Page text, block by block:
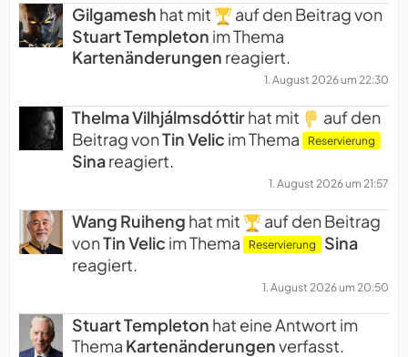
Gilgamesh hat mit
auf den Beitrag von
Stuart Templeton im Thema
Kartenänderungen reagiert.
1. August 2026 um 22:30
Thelma Vilhjálmsdóttirhat mit
auf den
Beitrag vonTin Velic im Thema Reservierung
Sinareagiert.
1. August 2026 um 21:57
Wang Ruiheng hat mit
auf den Beitrag
vonTin Velic im Thema Reservierung
Sina
reagiert.
1. August 2026 um 20:50
Stuart Templeton hat eine Antwort im
Thema Kartenänderungenverfasst.